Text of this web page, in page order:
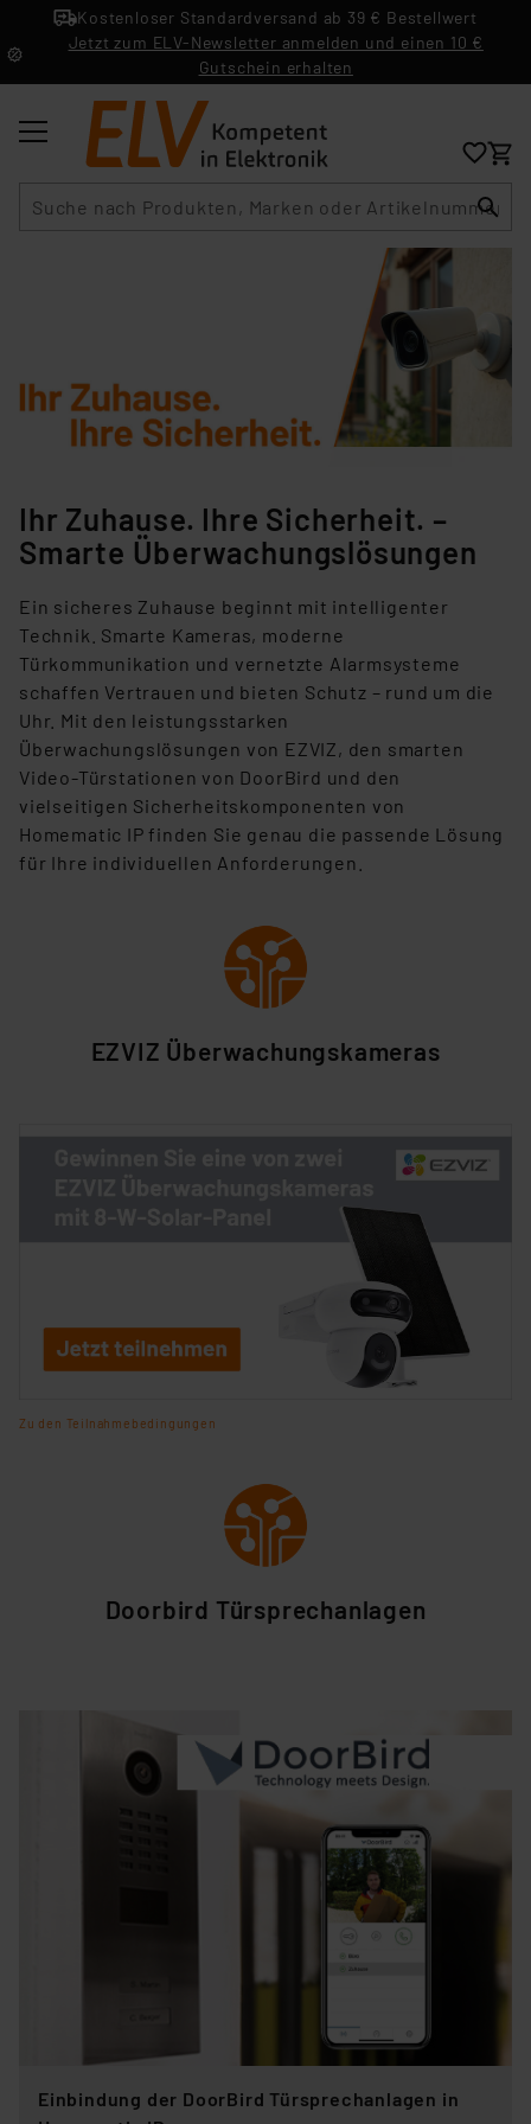
Kostenloser Standardversand ab 39 € Bestellwert
Jetzt zum ELV-Newsletter anmelden und einen 10 €
Gutschein erhalten
Ihr Zuhause. Ihre Sicherheit. –
Smarte Überwachungslösungen
Ein sicheres Zuhause beginnt mit intelligenter
Technik. Smarte Kameras, moderne
Türkommunikation und vernetzte Alarmsysteme
schaffen Vertrauen und bieten Schutz – rund um die
Uhr. Mit den leistungsstarken
Überwachungslösungen von EZVIZ, den smarten
Video-Türstationen von DoorBird und den
vielseitigen Sicherheitskomponenten von
Homematic IP finden Sie genau die passende Lösung
für Ihre individuellen Anforderungen.
EZVIZ Überwachungskameras
Zu den Teilnahmebedingungen
Doorbird Türsprechanlagen
Einbindung der DoorBird Türsprechanlagen in